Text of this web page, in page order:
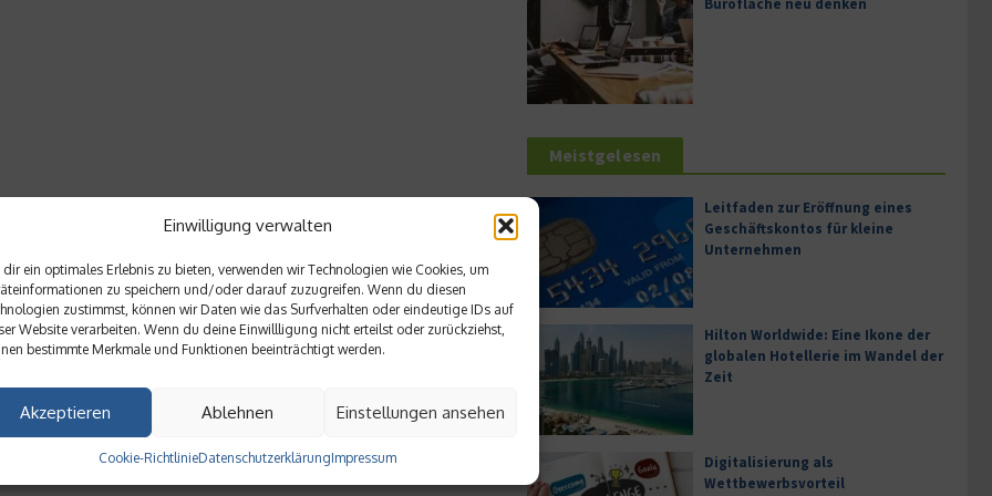
Einwilligung verwalten
dir ein optimales Erlebnis zu bieten, verwenden wir Technologien wie Cookies, um
zu speichern und/oder darauf zuzugreifen. Wenn du diesen
zustimmst, können wir Daten wie das Surfverhalten oder eindeutige IDs auf
Website verarbeiten. Wenn du deine Einwillligung nicht erteilst oder zurückziehst,
bestimmte Merkmale und Funktionen beeinträchtigt werden.
Akzeptieren Ablehnen Einstellungen ansehen
Cookie-RichtlinieDatenschutzerklärungImpressum
Bürofläche neu denken
Meistgelesen
Leitfaden zur Eröffnung eines
Geschäftskontos für kleine
Unternehmen
Hilton Worldwide: Eine Ikone der
globalen Hotellerie im Wandel der
Zeit
Digitalisierung als
Wettbewerbsvorteil